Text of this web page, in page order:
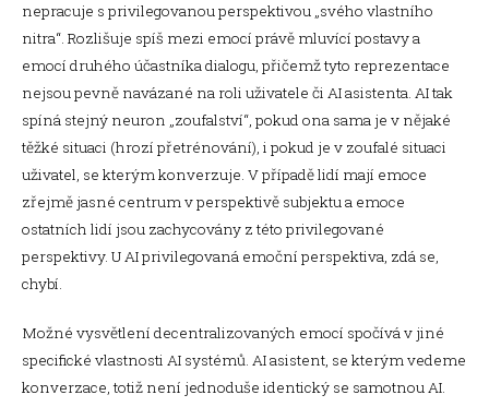
nepracuje s privilegovanou perspektivou „svého vlastního
nitra“. Rozlišuje spíš mezi emocí právě mluvící postavy a
emocí druhého účastníka dialogu, přičemž tyto reprezentace
nejsou pevně navázané na roli uživatele či AI asistenta. AI tak
spíná stejný neuron „zoufalství“, pokud ona sama je v nějaké
těžké situaci (hrozí přetrénování), i pokud je v zoufalé situaci
uživatel, se kterým konverzuje. V případě lidí mají emoce
zřejmě jasné centrum v perspektivě subjektu a emoce
ostatních lidí jsou zachycovány z této privilegované
perspektivy. U AI privilegovaná emoční perspektiva, zdá se,
chybí.
Možné vysvětlení decentralizovaných emocí spočívá v jiné
specifické vlastnosti AI systémů. AI asistent, se kterým vedeme
konverzace, totiž není jednoduše identický se samotnou AI.